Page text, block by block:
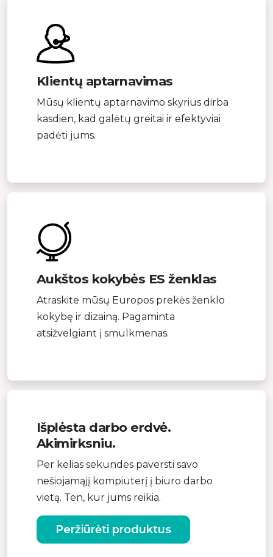
Klientų aptarnavimas
Mūsų klientų aptarnavimo skyrius dirba
kasdien, kad galėtų greitai ir efektyviai
padėti jums.
Aukštos kokybės ES ženklas
Atraskite mūsų Europos prekės ženklo
kokybę ir dizainą. Pagaminta
atsižvelgiant į smulkmenas.
Išplėsta darbo erdvė.
Akimirksniu.
Per kelias sekundes paversti savo
nešiojamąjį kompiuterį į biuro darbo
vietą. Ten, kur jums reikia.
Peržiūrėti produktus